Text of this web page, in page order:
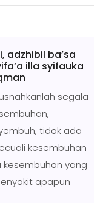
adzhibil ba’sa
illa syifauka
segala
tidak ada
kesembuhan
kesembuhan yang
apapun